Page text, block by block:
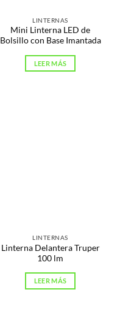
LINTERNAS
Mini Linterna LED de
Bolsillo con Base Imantada
LEER MÁS
LINTERNAS
Linterna Delantera Truper
100 lm
LEER MÁS